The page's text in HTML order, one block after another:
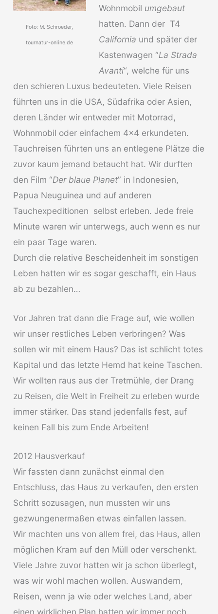
Foto: M. Schroeder,
tournatur-online.de
Wohnmobil umgebaut
hatten. Dann der T4
California und später der
Kastenwagen “La Strada
Avanti“, welche für uns
den schieren Luxus bedeuteten. Viele Reisen
führten uns in die USA, Südafrika oder Asien,
deren Länder wir entweder mit Motorrad,
Wohnmobil oder einfachem 4×4 erkundeten.
Tauchreisen führten uns an entlegene Plätze die
zuvor kaum jemand betaucht hat. Wir durften
den Film “Der blaue Planet” in Indonesien,
Papua Neuguinea und auf anderen
Tauchexpeditionen selbst erleben. Jede freie
Minute waren wir unterwegs, auch wenn es nur
ein paar Tage waren.
Durch die relative Bescheidenheit im sonstigen
Leben hatten wir es sogar geschafft, ein Haus
ab zu bezahlen…
Vor Jahren trat dann die Frage auf, wie wollen
wir unser restliches Leben verbringen? Was
sollen wir mit einem Haus? Das ist schlicht totes
Kapital und das letzte Hemd hat keine Taschen.
Wir wollten raus aus der Tretmühle, der Drang
zu Reisen, die Welt in Freiheit zu erleben wurde
immer stärker. Das stand jedenfalls fest, auf
keinen Fall bis zum Ende Arbeiten!
2012 Hausverkauf
Wir fassten dann zunächst einmal den
Entschluss, das Haus zu verkaufen, den ersten
Schritt sozusagen, nun mussten wir uns
gezwungenermaßen etwas einfallen lassen.
Wir machten uns von allem frei, das Haus, allen
möglichen Kram auf den Müll oder verschenkt.
Viele Jahre zuvor hatten wir ja schon überlegt,
was wir wohl machen wollen. Auswandern,
Reisen, wenn ja wie oder welches Land, aber